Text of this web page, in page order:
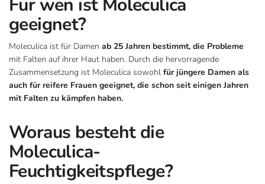
Für wen ist Moleculica
geeignet?
Moleculica ist für Damen ab 25 Jahren bestimmt, die Probleme
mit Falten auf ihrer Haut haben. Durch die hervorragende
Zusammensetzung ist Moleculica sowohl für jüngere Damen als
auch für reifere Frauen geeignet, die schon seit einigen Jahren
mit Falten zu kämpfen haben.
Woraus besteht die
Moleculica-
Feuchtigkeitspflege?